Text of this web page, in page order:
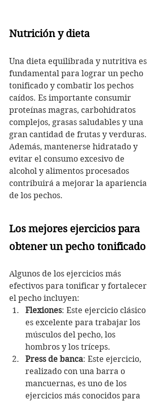
Nutrición y dieta
Una dieta equilibrada y nutritiva es
fundamental para lograr un pecho
tonificado y combatir los pechos
caídos. Es importante consumir
proteínas magras, carbohidratos
complejos, grasas saludables y una
gran cantidad de frutas y verduras.
Además, mantenerse hidratado y
evitar el consumo excesivo de
alcohol y alimentos procesados ​​
contribuirá a mejorar la apariencia
de los pechos.
Los mejores ejercicios para
obtener un pecho tonificado
Algunos de los ejercicios más
efectivos para tonificar y fortalecer
el pecho incluyen:
Flexiones: Este ejercicio clásico
es excelente para trabajar los
músculos del pecho, los
hombros y los tríceps.
Press de banca: Este ejercicio,
realizado con una barra o
mancuernas, es uno de los
ejercicios más conocidos para